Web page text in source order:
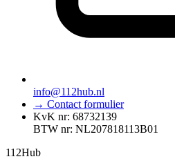
info@112hub.nl
→ Contact formulier
KvK nr: 68732139
BTW nr: NL207818113B01
112Hub